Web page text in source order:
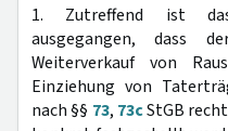
1. Zutreffend ist
ausgegangen, dass
Weiterverkauf von
Einziehung von
nach §§ 73, 73cStGB